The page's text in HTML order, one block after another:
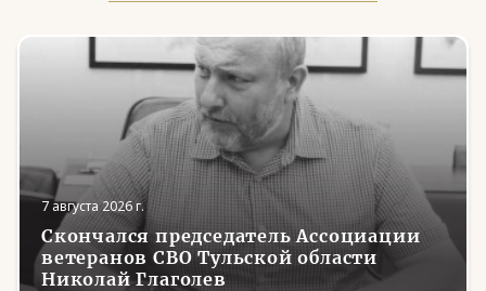
7 августа 2026 г.
Скончался председатель Ассоциации
ветеранов СВО Тульской области
Николай Глаголев